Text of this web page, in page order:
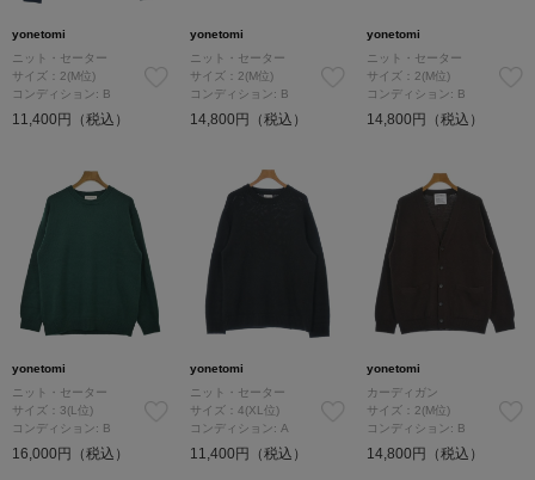
yonetomi
ニット・セーター
サイズ：2(M位)
コンディション: B
11,400円（税込）
yonetomi
ニット・セーター
サイズ：2(M位)
コンディション: B
14,800円（税込）
yonetomi
ニット・セーター
サイズ：2(M位)
コンディション: B
14,800円（税込）
yonetomi
ニット・セーター
サイズ：3(L位)
コンディション: B
16,000円（税込）
yonetomi
ニット・セーター
サイズ：4(XL位)
コンディション: A
11,400円（税込）
yonetomi
カーディガン
サイズ：2(M位)
コンディション: B
14,800円（税込）